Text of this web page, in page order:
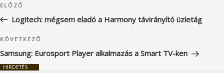
navigáció
Korábbi
bejegyzés
ELŐZŐ
Logitech: mégsem eladó a Harmony távirányító üzletág
Következő
bejegyzés
KÖVETKEZŐ
Samsung: Eurosport Player alkalmazás a Smart TV-ken
HIRDETÉS